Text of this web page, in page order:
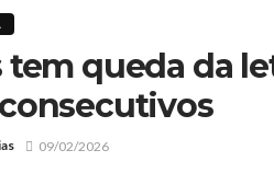
tem queda da
09/02/2026